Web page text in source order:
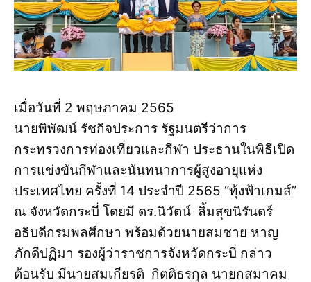
เมื่อวันที่ 2 พฤษภาคม 2565
นายพิพัฒน์ รัชกิจประการ รัฐมนตรีว่าการ
กระทรวงการท่องเที่ยวและกีฬา ประธานในพิธีเปิด
การแข่งขันกีฬาและนันทนาการผู้สูงอายุแห่ง
ประเทศไทย ครั้งที่ 14 ประจำปี 2565 “ทุ้งฟ้าเกมส์”
ณ จังหวัดกระบี่ โดยมี ดร.นิวัตน์ ลิ้มสุขนิรันดร์
อธิบดีกรมพลศึกษา พร้อมด้วยนายสมชาย หาญ
ภักดีปฏิมา รองผู้ว่าราชการจังหวัดกระบี่ กล่าว
ต้อนรับ มีนายสมเกียรติ กิตติธรกุล นายกสมาคม